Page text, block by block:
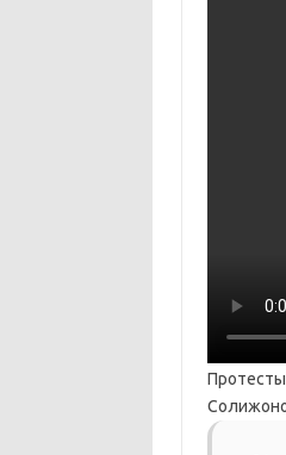
Протесты